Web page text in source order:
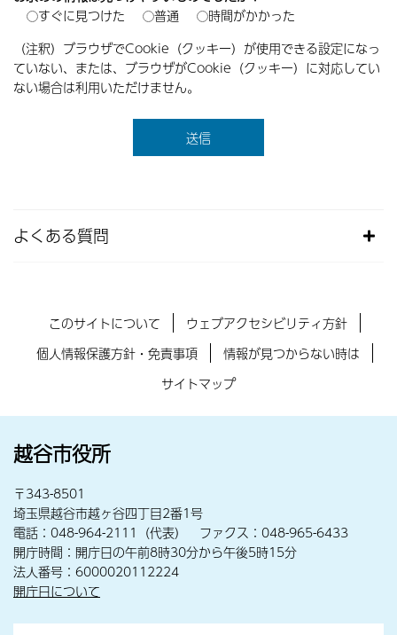
すぐに見つけた
普通
時間がかかった
（注釈）ブラウザでCookie（クッキー）が使用できる設定になっ
ていない、または、ブラウザがCookie（クッキー）に対応してい
ない場合は利用いただけません。
よくある質問
このサイトについて
ウェブアクセシビリティ方針
個人情報保護方針・免責事項
情報が見つからない時は
サイトマップ
越谷市役所
〒343-8501
埼玉県越谷市越ヶ谷四丁目2番1号
電話：048-964-2111（代表） ファクス：048-965-6433
開庁時間：開庁日の午前8時30分から午後5時15分
法人番号：6000020112224
開庁日について